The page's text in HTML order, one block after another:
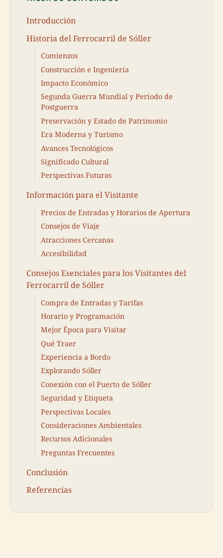
Introducción
Historia del Ferrocarril de Sóller
Comienzos
Construcción e Ingeniería
Impacto Económico
Segunda Guerra Mundial y Periodo de
Postguerra
Preservación y Estado de Patrimonio
Era Moderna y Turismo
Avances Tecnológicos
Significado Cultural
Perspectivas Futuras
Información para el Visitante
Precios de Entradas y Horarios de Apertura
Consejos de Viaje
Atracciones Cercanas
Accesibilidad
Consejos Esenciales para los Visitantes del
Ferrocarril de Sóller
Compra de Entradas y Tarifas
Horario y Programación
Mejor Época para Visitar
Qué Traer
Experiencia a Bordo
Explorando Sóller
Conexión con el Puerto de Sóller
Seguridad y Etiqueta
Perspectivas Locales
Consideraciones Ambientales
Recursos Adicionales
Preguntas Frecuentes
Conclusión
Referencias